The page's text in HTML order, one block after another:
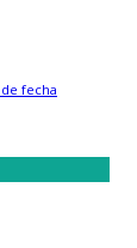
fecha